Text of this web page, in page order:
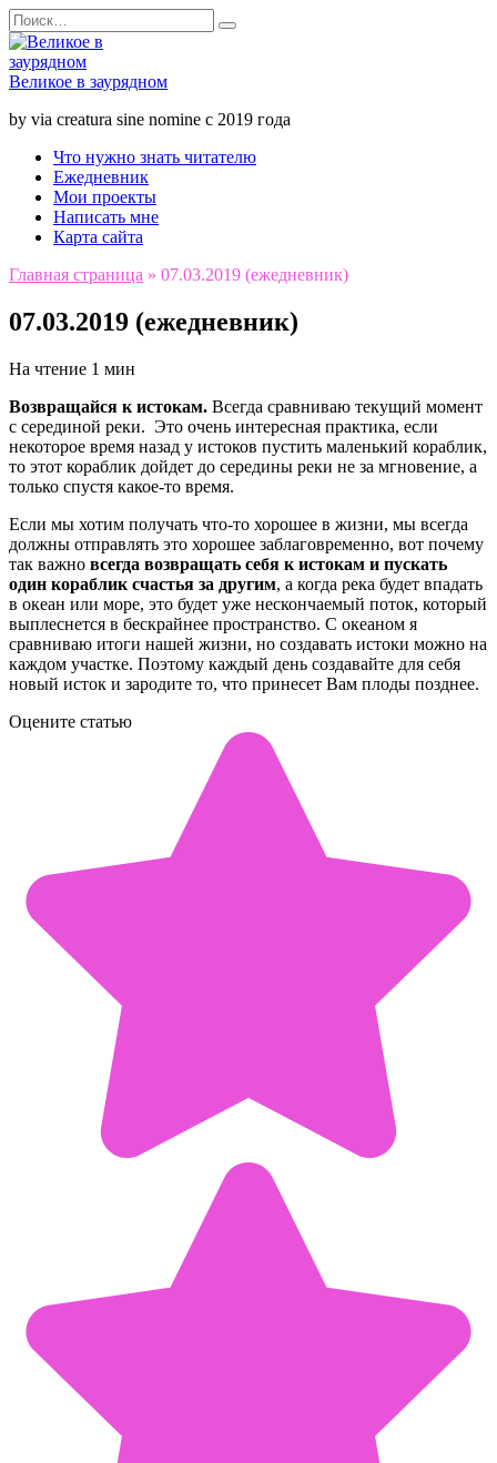
Перейти
к
содержанию
Search
for:
Великое в заурядном
by via creatura sine nomine с 2019 года
Что нужно знать читателю
Ежедневник
Мои проекты
Написать мне
Карта сайта
Главная страница » 07.03.2019 (ежедневник)
07.03.2019 (ежедневник)
На чтение 1 мин
Возвращайся к истокам. Всегда сравниваю текущий момент
с серединой реки. Это очень интересная практика, если
некоторое время назад у истоков пустить маленький кораблик,
то этот кораблик дойдет до середины реки не за мгновение, а
только спустя какое-то время.
Если мы хотим получать что-то хорошее в жизни, мы всегда
должны отправлять это хорошее заблаговременно, вот почему
так важно всегда возвращать себя к истокам и пускать
один кораблик счастья за другим, а когда река будет впадать
в океан или море, это будет уже нескончаемый поток, который
выплеснется в бескрайнее пространство. С океаном я
сравниваю итоги нашей жизни, но создавать истоки можно на
каждом участке. Поэтому каждый день создавайте для себя
новый исток и зародите то, что принесет Вам плоды позднее.
Оцените статью